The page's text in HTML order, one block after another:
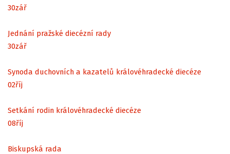
30zář
Jednání pražské diecézní rady
30zář
Synoda duchovních a kazatelů královéhradecké diecéze
02říj
Setkání rodin královéhradecké diecéze
08říj
Biskupská rada